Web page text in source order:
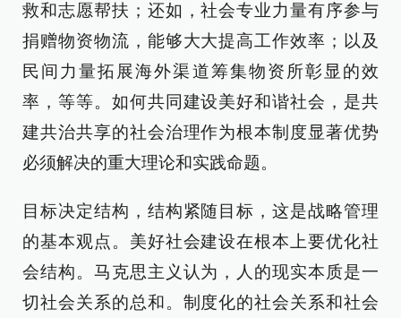
救和志愿帮扶；还如，社会专业力量有序参与
捐赠物资物流，能够大大提高工作效率；以及
民间力量拓展海外渠道筹集物资所彰显的效
率，等等。如何共同建设美好和谐社会，是共
建共治共享的社会治理作为根本制度显著优势
必须解决的重大理论和实践命题。
目标决定结构，结构紧随目标，这是战略管理
的基本观点。美好社会建设在根本上要优化社
会结构。马克思主义认为，人的现实本质是一
切社会关系的总和。制度化的社会关系和社会